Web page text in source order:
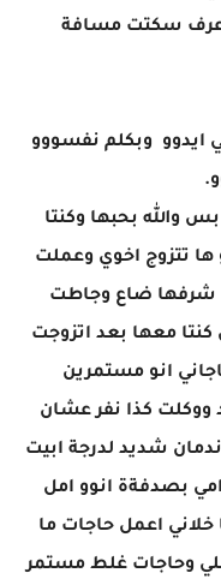
اعرف سكتت مسافة
وبكلم نفسووو
والله بحبها وكنتا
ها تتزوج اخوي وعملت
شرفها ضاع وجاطت
معها بعد اتزوجت
انو مستمرين
ووكلت كذا نفر عشان
شديد لدرجة ابيت
بصدفةة انوو امل
اعمل حاجات ما
وحاجات غلط مستمر